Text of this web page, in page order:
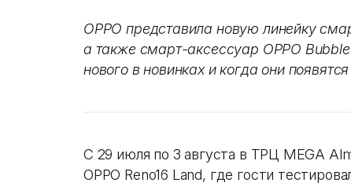
OPPO представила новую линейку
а также смарт-аксессуар OPPO
нового в новинках и когда они
С 29 июля по 3 августа в ТРЦ MEGA
OPPO Reno16 Land, где гости